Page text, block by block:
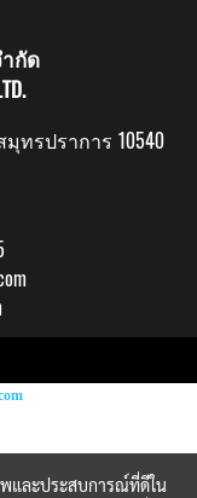
กัด
ทรปราการ 10540
พและประสบการณ์ที่ดีใน